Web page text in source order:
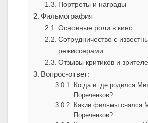
Портреты и награды
Фильмография
Основные роли в кино
Сотрудничество с
режиссерами
Отзывы критиков и
Вопрос-ответ:
Когда и где родился
Пореченков?
Какие фильмы снялся
Пореченков?